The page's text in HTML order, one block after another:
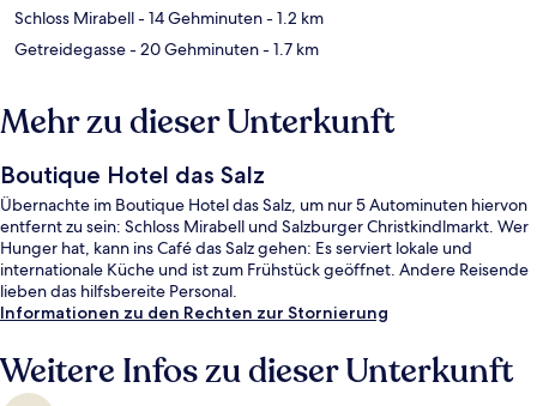
Schloss Mirabell- 14 Gehminuten- 1.2 km
Getreidegasse- 20 Gehminuten- 1.7 km
Mehr zu dieser Unterkunft
Boutique Hotel das Salz
Übernachte im Boutique Hotel das Salz, um nur 5 Autominuten hiervon
entfernt zu sein: Schloss Mirabell und Salzburger Christkindlmarkt. Wer
Hunger hat, kann ins Café das Salz gehen: Es serviert lokale und
internationale Küche und ist zum Frühstück geöffnet. Andere Reisende
lieben das hilfsbereite Personal.
Informationen zu den Rechten zur Stornierung
Weitere Infos zu dieser Unterkunft